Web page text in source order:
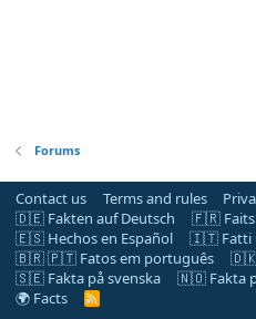
Forums
Contact us Terms and rules
🇩🇪 Fakten auf Deutsch
🇫🇷 Faits
🇪🇸 Hechos en Español
🇮🇹 Fatti
🇧🇷 🇵🇹 Fatos em português
🇩🇰
🇸🇪 Fakta på svenska
🇳🇴 Fakta
🌍 Facts
R